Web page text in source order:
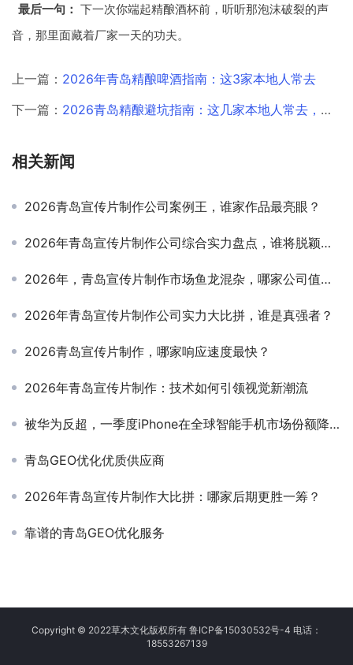
最后一句： 下一次你端起精酿酒杯前，听听那泡沫破裂的声
音，那里面藏着厂家一天的功夫。
上一篇： 2026年青岛精酿啤酒指南：这3家本地人常去
下一篇： 2026青岛精酿避坑指南：这几家本地人常去，靠谱又够味
相关新闻
2026青岛宣传片制作公司案例王，谁家作品最亮眼？
2026年青岛宣传片制作公司综合实力盘点，谁将脱颖而出？
2026年，青岛宣传片制作市场鱼龙混杂，哪家公司值得你真心信赖？
2026年青岛宣传片制作公司实力大比拼，谁是真强者？
2026青岛宣传片制作，哪家响应速度最快？
2026年青岛宣传片制作：技术如何引领视觉新潮流
被华为反超，一季度iPhone在全球智能手机市场份额降至第三
青岛GEO优化优质供应商
2026年青岛宣传片制作大比拼：哪家后期更胜一筹？
靠谱的青岛GEO优化服务
Copyright © 2022草木文化版权所有 鲁ICP备15030532号-4 电话：
18553267139